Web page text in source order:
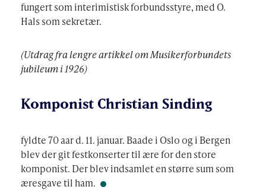
fungert som interimistisk forbundsstyre, med O.
Hals som sekretær.
(Utdrag fra lengre artikkel om Musikerforbundets
jubileum i 1926)
Komponist Christian Sinding
fyldte 70 aar d. 11. januar. Baade i Oslo og i Bergen
blev der git festkonserter til ære for den store
komponist. Der blev indsamlet en større sum som
æresgave til ham.